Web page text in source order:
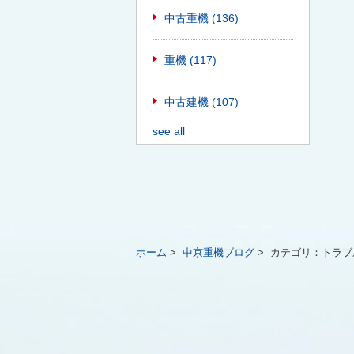
中古重機 (136)
重機 (117)
中古建機 (107)
see all
ホーム > 中京重機ブログ > カテゴリ： トラ